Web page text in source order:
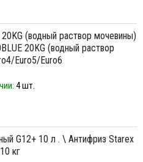
20KG (водный раствор
Euro5/Euro6
4 шт.
кг